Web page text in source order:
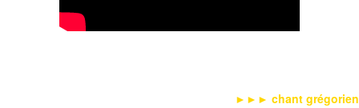
►►► chant grégorien